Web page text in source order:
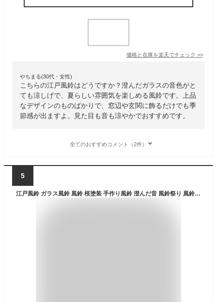
価格と在庫を楽天でチェック >>
やちまる(30代・女性)
こちらの江戸風鈴はどうですか？澄んだガラスの音色がと
ても涼しげで、夏らしい雰囲気を楽しめる風鈴です。上品
なデザインのものばかりで、窓辺や玄関に飾るだけでも季
節感が出ますよ。見た目も音も涼やかでおすすめです。
全てのおすすめコメント（2件）
5
江戸風鈴 ガラス風鈴 風鈴 桜塗装 手作り風鈴 澄んだ音 風鈴祭り 風鈴まつり 厄除け 幸運をもたらす 涼しい感じ 夏の風物詩 おしゃれ 窓 屋根飾り 室内外兼用 おみやげ ギフト 贈り物（短冊付き）